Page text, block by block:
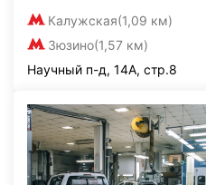
Калужская(1,09 км)
Зюзино(1,57 км)
Научный п-д, 14А, стр.8